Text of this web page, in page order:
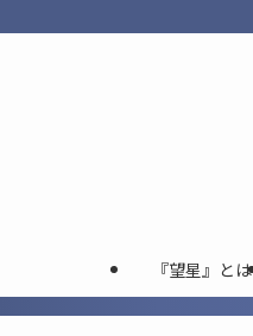
『望星』とは